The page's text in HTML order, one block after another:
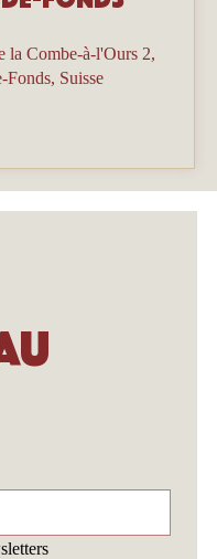
la Combe-à-l'Ours 2,
Fonds, Suisse